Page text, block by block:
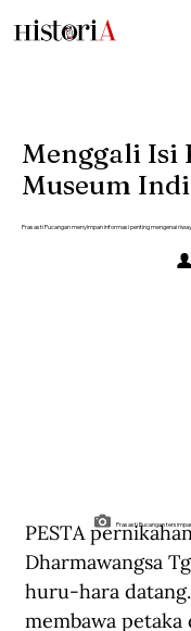
Menggali Isi
Museum
Prasasti Pucangan menyimpan informasi penting mengenai
Prasasti Pucangan
PESTA
Dharmawangsa
huru-hara
membawa